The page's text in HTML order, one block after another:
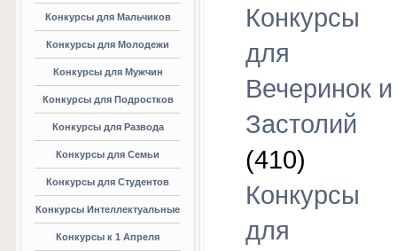
Конкурсы для Мальчиков
Конкурсы для Молодежи
Конкурсы для Мужчин
Конкурсы для Подростков
Конкурсы для Развода
Конкурсы для Семьи
Конкурсы для Студентов
Конкурсы Интеллектуальные
Конкурсы к 1 Апреля
Конкурсы
для
Вечеринок и
Застолий
(410)
Конкурсы
для